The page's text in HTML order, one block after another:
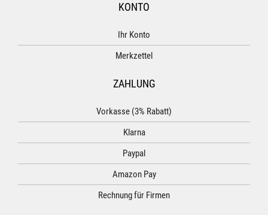
KONTO
Ihr Konto
Merkzettel
ZAHLUNG
Vorkasse (3% Rabatt)
Klarna
Paypal
Amazon Pay
Rechnung für Firmen